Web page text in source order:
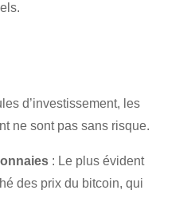
d’investissement, les
ne sont pas sans risque.
: Le plus évident
des prix du bitcoin, qui